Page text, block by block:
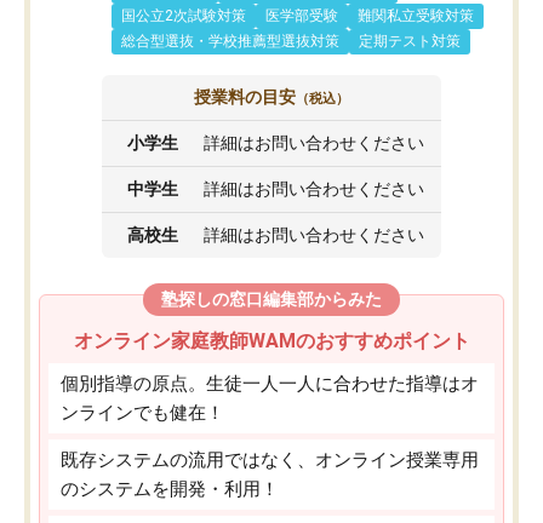
国公立2次試験対策
医学部受験
難関私立受験対策
総合型選抜・学校推薦型選抜対策
定期テスト対策
授業料の目安 （税込）
小学生 詳細はお問い合わせください
中学生 詳細はお問い合わせください
高校生 詳細はお問い合わせください
塾探しの窓口編集部からみた
オンライン家庭教師WAMのおすすめポイント
個別指導の原点。生徒一人一人に合わせた指導はオ
ンラインでも健在！
既存システムの流用ではなく、オンライン授業専用
のシステムを開発・利用！